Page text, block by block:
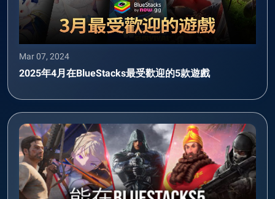
Mar 07, 2024
2025年4月在BlueStacks最受歡迎的5款遊戲